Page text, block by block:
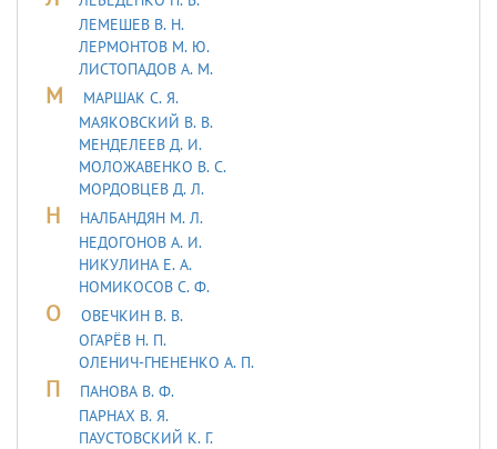
ЛЕМЕШЕВ В. Н.
ЛЕРМОHТОВ М. Ю.
ЛИСТОПАДОВ А. М.
М
МАРШАК С. Я.
МАЯКОВСКИЙ В. В.
МЕНДЕЛЕЕВ Д. И.
МОЛОЖАВEHКО В. С.
МОРДОВЦЕВ Д. Л.
Н
НАЛБАНДЯН М. Л.
НЕДОГОНОВ А. И.
НИКУЛИНА Е. А.
НОМИКОСОВ С. Ф.
О
ОВЕЧКИН В. В.
ОГАРЁВ Н. П.
ОЛЕНИЧ-ГНЕНЕНКО А. П.
П
ПАНОВА В. Ф.
ПАРНАХ В. Я.
ПАУСТОВСКИЙ К. Г.